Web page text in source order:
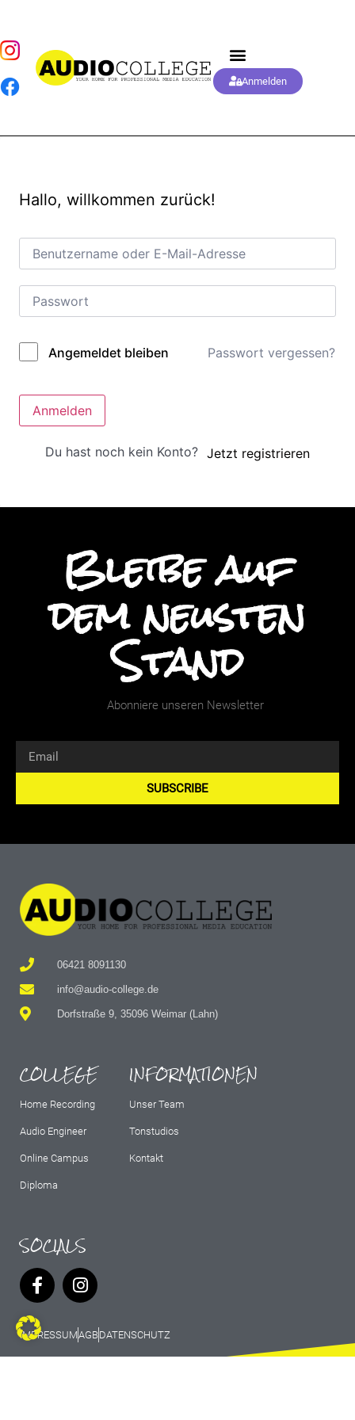
Anmelden
Hallo, willkommen zurück!
Alternative:
Angemeldet bleiben Passwort vergessen?
Anmelden
Du hast noch kein Konto? Jetzt registrieren
Bleibe auf
dem neusten
Stand
Abonniere unseren Newsletter
SUBSCRIBE
06421 8091130
info@audio-college.de
Dorfstraße 9, 35096 Weimar (Lahn)
COLLEGE
Home Recording
Audio Engineer
Online Campus
Diploma
INFORMATIONEN
Unser Team
Tonstudios
Kontakt
SOCIALS
IMPRESSUMAGBDATENSCHUTZ